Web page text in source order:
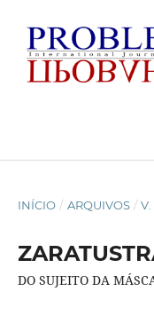
INÍCIO / ARQUIVOS / V.
DO SUJEITO DA